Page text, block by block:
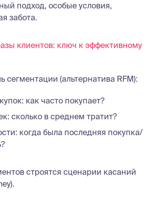
подход, особые условия,
забота.
клиентов: ключ к эффективному
сегментации (альтернатива RFM):
как часто покупает?
сколько в среднем тратит?
когда была последняя покупка/
строятся сценарии касаний